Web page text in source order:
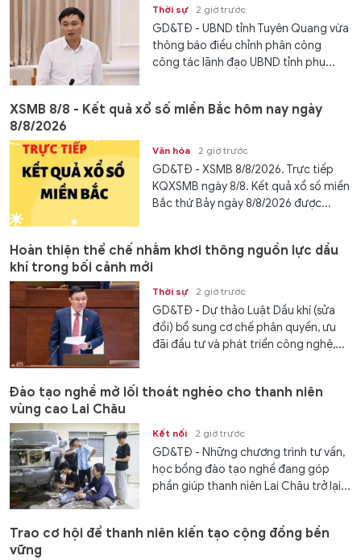
Thời sự 2 giờ trước
GD&TĐ - UBND tỉnh Tuyên Quang vừa
thông báo điều chỉnh phân công
công tác lãnh đạo UBND tỉnh phụ...
XSMB 8/8 - Kết quả xổ số miền Bắc hôm nay ngày
8/8/2026
Văn hóa 2 giờ trước
GD&TĐ - XSMB 8/8/2026. Trực tiếp
KQXSMB ngày 8/8. Kết quả xổ số miền
Bắc thứ Bảy ngày 8/8/2026 được...
Hoàn thiện thể chế nhằm khơi thông nguồn lực dầu
khí trong bối cảnh mới
Thời sự 2 giờ trước
GD&TĐ - Dự thảo Luật Dầu khí (sửa
đổi) bổ sung cơ chế phân quyền, ưu
đãi đầu tư và phát triển công nghệ,...
Đào tạo nghề mở lối thoát nghèo cho thanh niên
vùng cao Lai Châu
Kết nối 2 giờ trước
GD&TĐ - Những chương trình tư vấn,
học bổng đào tạo nghề đang góp
phần giúp thanh niên Lai Châu trở lại...
Trao cơ hội để thanh niên kiến tạo cộng đồng bền
vững